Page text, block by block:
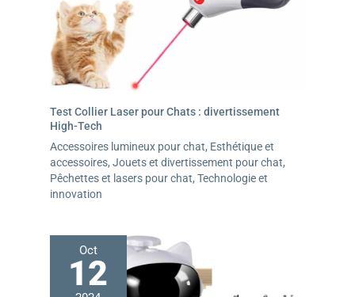
Test Collier Laser pour Chats : divertissement
High-Tech
Accessoires lumineux pour chat, Esthétique et
accessoires, Jouets et divertissement pour chat,
Pêchettes et lasers pour chat, Technologie et
innovation
Oct
12